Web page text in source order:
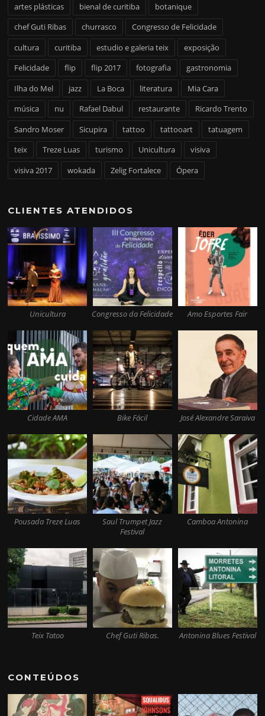
artes plásticas
bienal de curitiba
botanique
chef Guti Ribas
churrasco
Congresso de Felicidade
cultura
curitiba estudio e galeria teix
exposição
Felicidade
flip flip 2017 fotografia
gastronomia
Ilha do Mel
jazz La Boca literatura
Mia Cara
música
nu Rafael Dabul restaurante
Ricardo Trento
Sandro Moser
Sicupira tattoo tattooart
tatuagem
teix
Treze Luas turismo Unicultura
visiva
visiva 2017
wokada Zelig Fortalece Ópera
CLIENTES ATENDIDOS
Unicultura Congresso da Felicidade Amo Esportes Fair
Cidade AMA Bike Fácil José Alexandre Saraiva
Pousada Treze Luas
Saul Trumpet Jazz
Festival
Camboa Antonina
Teix Tatoo Chef Guti Ribas. Antonina Blues Festival
CONTEÚDOS